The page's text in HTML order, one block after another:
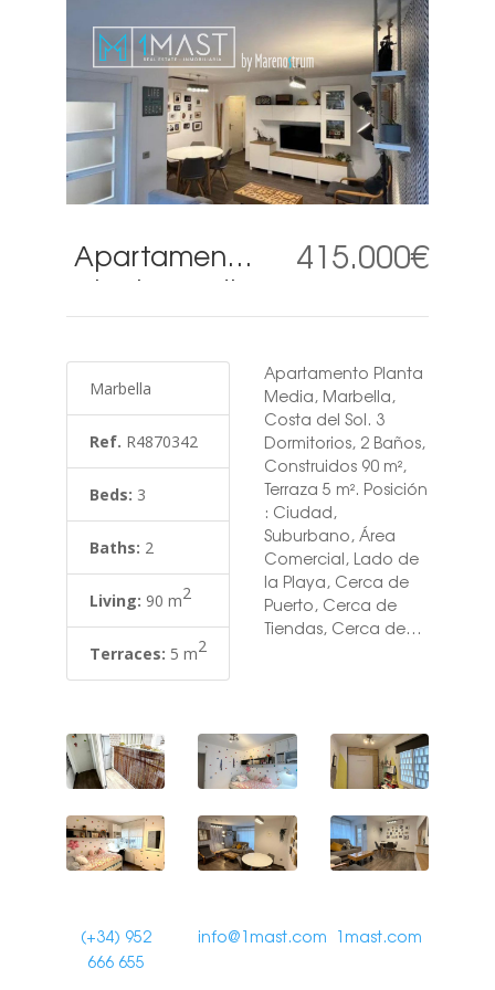
Apartamento
planta media
3 Dormitorios
en Marbella
415.000€
Marbella
Ref. R4870342
Beds: 3
Baths: 2
Living: 90 m2
Terraces: 5 m2
Apartamento Planta
Media, Marbella,
Costa del Sol. 3
Dormitorios, 2 Baños,
Construidos 90 m²,
Terraza 5 m². Posición
: Ciudad,
Suburbano, Área
Comercial, Lado de
la Playa, Cerca de
Puerto, Cerca de
Tiendas, Cerca de
Acondicionado, A/A
Caliente, A/A Frio.
Vistas : Urbanas.
Caracteristicas :
Terraza Cubierta,
Ascensor, Armarios
Terraza Privada, WiFi,
(+34) 952
666 655
info@1mast.com 1mast.com